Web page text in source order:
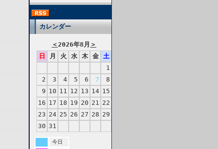
カレンダー
＜2026年8月 ＞
日
月 火 水 木 金
土
1
2
3 4 5 6 7
8
9 10 11 12 13 14 15
16 17 18 19 20 21 22
23 24 25 26 27 28 29
30 31
今日